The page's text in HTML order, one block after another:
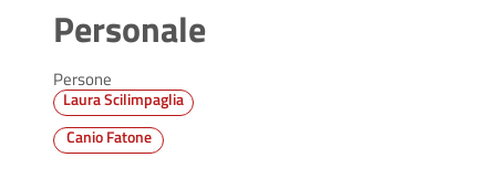
Personale
Persone
Laura Scilimpaglia
Canio Fatone